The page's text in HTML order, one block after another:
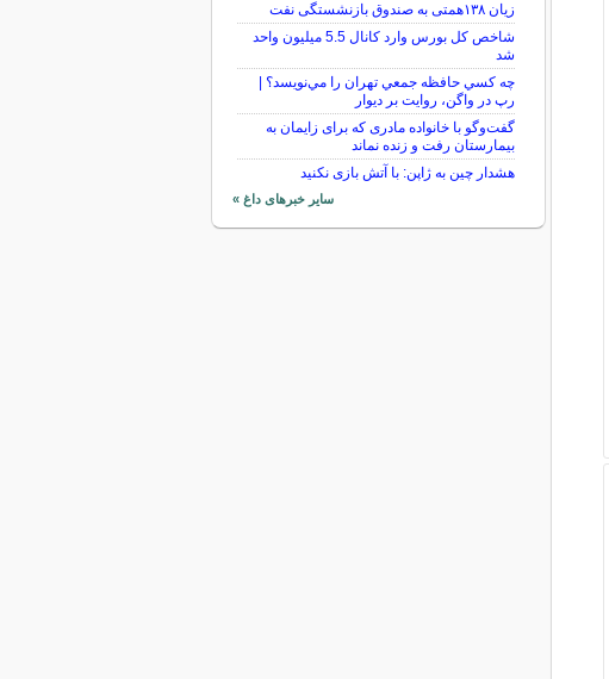
زیان ۱۳۸همتی به صندوق بازنشستگی نفت
شاخص کل بورس وارد کانال 5.5 میلیون واحد
شد
چه كسي حافظه جمعي تهران را مي‌نويسد؟ |
رپ در واگن، روايت بر ديوار
گفت‌وگو با خانواده مادری که برای زایمان به
بیمارستان رفت و زنده نماند
هشدار چین به ژاپن: با آتش بازی نکنید
سایر خبرهای داغ »